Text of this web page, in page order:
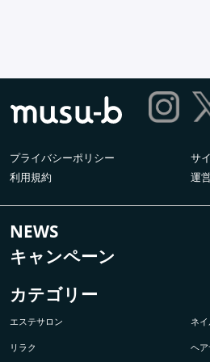
プライバシーポリシー
サ
利用規約
運
NEWS
キャンペーン
カテゴリー
エステサロン ネ
リラク ヘ